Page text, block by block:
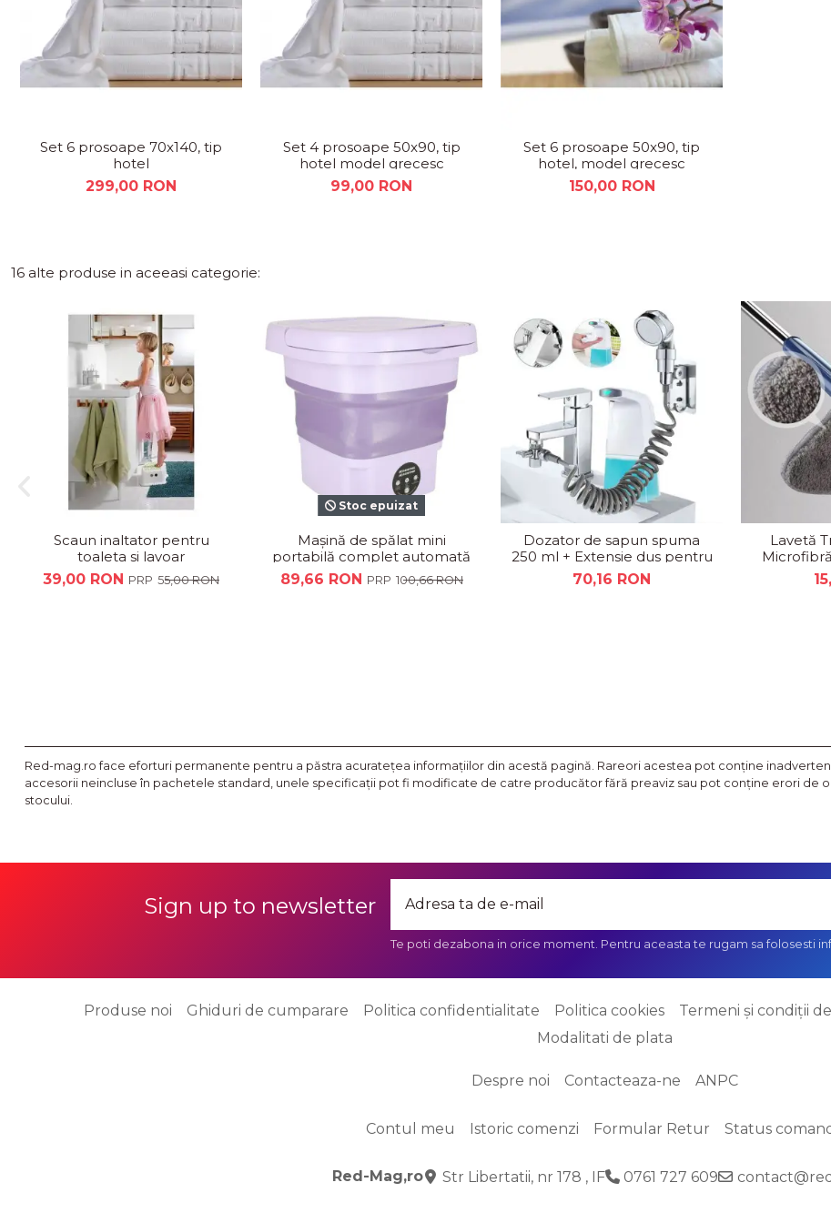
Set 6 prosoape 70x140, tip
hotel
299,00 RON
Set 4 prosoape 50x90, tip
hotel model grecesc
99,00 RON
Set 6 prosoape 50x90, tip
hotel, model grecesc
150,00 RON
16 alte produse in aceeasi categorie:
Scaun inaltator pentru
toaleta si lavoar
39,00 RON
55,00 RON
Stoc epuizat
Mașină de spălat mini
portabilă complet automată
și pliabilă, multifuncțională,
cu...
89,66 RON 100,66 RON
Dozator de sapun spuma
250 ml + Extensie dus pentru
robinet
70,16 RON
Lavetă
Cap
Red-mag.ro face eforturi permanente pentru a păstra acurateţea informaţiilor din acestă pagină. Rareori acestea pot conţine
accesorii neincluse în pachetele standard, unele specificaţii pot fi modificate de catre producător fără preaviz sau pot conţine erori de
stocului.
Sign up to newsletter
Te poti dezabona in orice moment. Pentru aceasta te rugam sa folosesti
Produse noi Ghiduri de cumparare Politica confidentialitate Politica cookies Termeni și condiții
Modalitati de plata
Despre noi Contacteaza-ne ANPC
Contul meu Istoric comenzi Formular Retur Status
Red-Mag,ro Str Libertatii, nr 178 , IF 0761 727 609